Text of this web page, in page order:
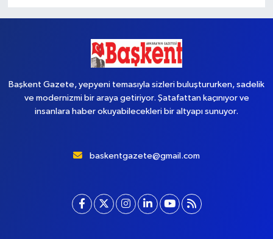
Başkent Gazete, yepyeni temasıyla sizleri buluştururken, sadelik
ve modernizmi bir araya getiriyor. Şatafattan kaçınıyor ve
insanlara haber okuyabilecekleri bir altyapı sunuyor.
baskentgazete@gmail.com